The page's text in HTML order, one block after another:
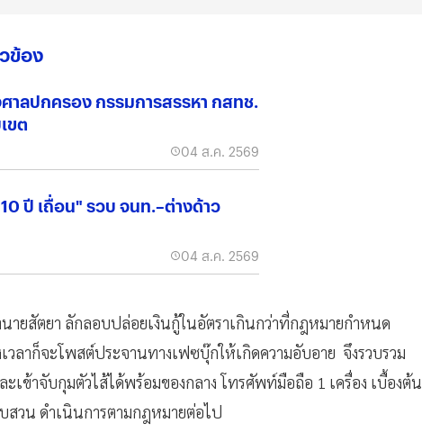
ข้อง
ลปกครอง กรรมการสรรหา กสทช.
ขต
04 ส.ค. 2569
ปี เถื่อน" รวบ จนท.–ต่างด้าว
04 ส.ค. 2569
ายสัตยา ลักลอบปล่อยเงินกู้ในอัตราเกินกว่าที่กฎหมายกำหนด
ลาก็จะโพสต์ประจานทางเฟซบุ๊กให้เกิดความอับอาย จึงรวบรวม
ข้าจับกุมตัวไส้ได้พร้อมของกลาง โทรศัพท์มือถือ 1 เครื่อง เบื้องต้น
สวน ดำเนินการตามกฎหมายต่อไป